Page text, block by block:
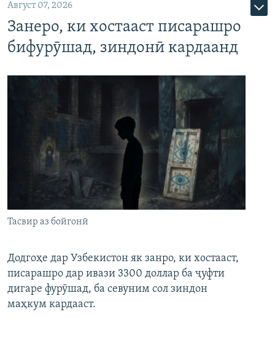
Август 07, 2026
Занеро, ки хостааст писарашро
бифурӯшад, зиндонӣ кардаанд
Тасвир аз бойгонӣ
Додгоҳе дар Узбекистон як занро, ки хостааст,
писарашро дар ивази 3300 доллар ба ҷуфти
дигаре фурӯшад, ба севуним сол зиндон
маҳкум кардааст.